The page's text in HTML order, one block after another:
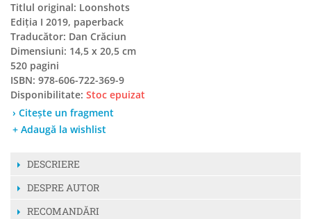
Titlul original: Loonshots
Ediția I 2019, paperback
Traducător: Dan Crăciun
Dimensiuni: 14,5 x 20,5 cm
520 pagini
ISBN: 978-606-722-369-9
Disponibilitate: Stoc epuizat
› Citește un fragment
+ Adaugă la wishlist
DESCRIERE
DESPRE AUTOR
RECOMANDĂRI